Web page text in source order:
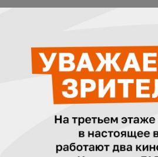
Ежедневно с 10 до 22
https://vk.com/fifimiass
Магазин женской одежды